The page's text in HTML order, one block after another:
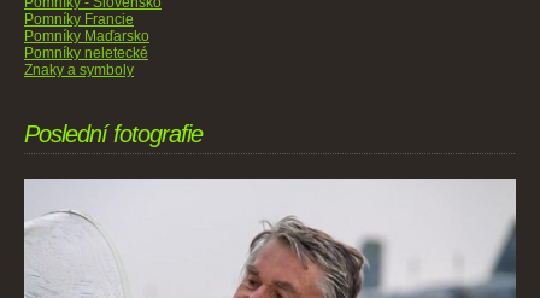
Pomníky Francie
Pomníky Maďarsko
Pomníky neletecké
Znaky a symboly
Poslední fotografie